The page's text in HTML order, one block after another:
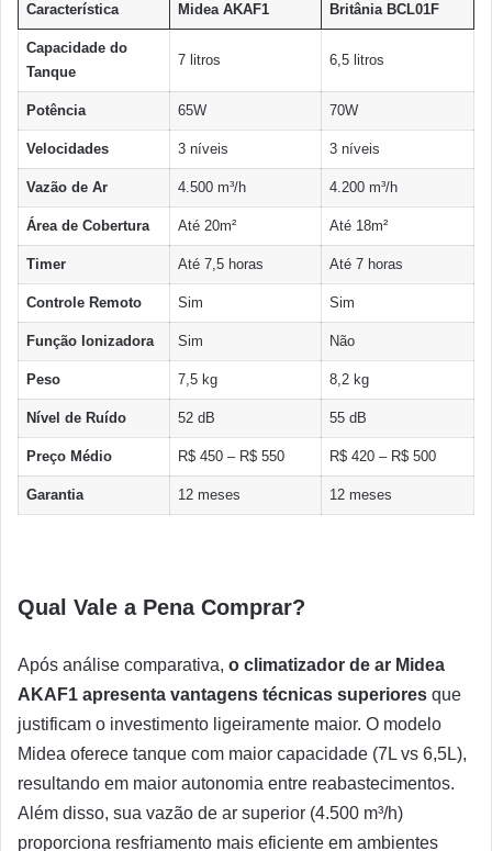
Característica Midea AKAF1 Britânia BCL01F
Capacidade do
Tanque
7 litros 6,5 litros
Potência 65W 70W
Velocidades 3 níveis 3 níveis
Vazão de Ar 4.500 m³/h 4.200 m³/h
Área de Cobertura Até 20m² Até 18m²
Timer Até 7,5 horas Até 7 horas
Controle Remoto Sim Sim
Função Ionizadora Sim Não
Peso 7,5 kg 8,2 kg
Nível de Ruído 52 dB 55 dB
Preço Médio R$ 450 – R$ 550 R$ 420 – R$ 500
Garantia 12 meses 12 meses
Qual Vale a Pena Comprar?
Após análise comparativa, o climatizador de ar Midea
AKAF1 apresenta vantagens técnicas superiores que
justificam o investimento ligeiramente maior. O modelo
Midea oferece tanque com maior capacidade (7L vs 6,5L),
resultando em maior autonomia entre reabastecimentos.
Além disso, sua vazão de ar superior (4.500 m³/h)
proporciona resfriamento mais eficiente em ambientes